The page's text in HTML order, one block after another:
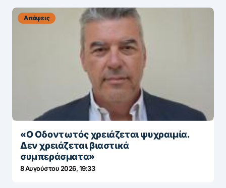
Απόψεις
«Ο Οδοντωτός χρειάζεται ψυχραιμία.
Δεν χρειάζεται βιαστικά
συμπεράσματα»
8 Αυγούστου 2026, 19:33